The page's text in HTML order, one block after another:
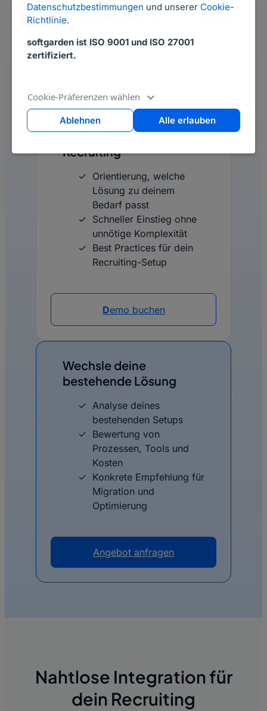
Datenschutzbestimmungen und unserer Cookie-
Richtlinie.
softgarden ist ISO 9001 und ISO 27001
zertifiziert.
Cookie-Präferenzen wählen
Ablehnen Alle erlauben
Mach den nächsten Schritt
zu effizienterem Recruiting –
Starte neu ins digitale
Recruiting
Orientierung, welche
Lösung zu deinem
Bedarf passt
Schneller Einstieg ohne
unnötige Komplexität
Best Practices für dein
Recruiting-Setup
Demo buchen
Wechsle deine
bestehende Lösung
Analyse deines
bestehenden Setups
Bewertung von
Prozessen, Tools und
Kosten
Konkrete Empfehlung für
Migration und
Optimierung
Angebot anfragen
Nahtlose Integration für
dein Recruiting